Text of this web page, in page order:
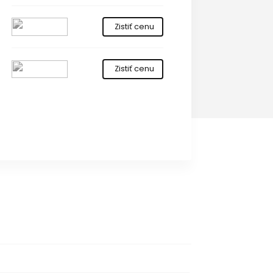
Zistiť cenu
Zistiť cenu